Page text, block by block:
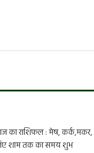
का राशिफल : मेष, कर्क,मकर,
शाम तक का समय शुभ